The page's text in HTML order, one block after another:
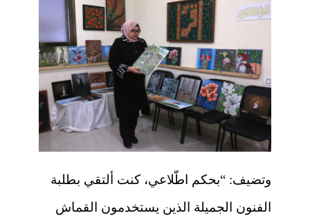
وتضيف: “بحكم اطّلاعي، كنت ألتقي بطلبة
الفنون الجميلة الذين يستخدمون القماش